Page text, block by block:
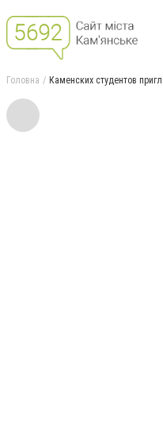
Головна Каменских студентов